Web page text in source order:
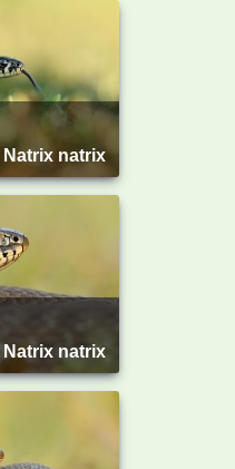
Natrix natrix
Natrix natrix